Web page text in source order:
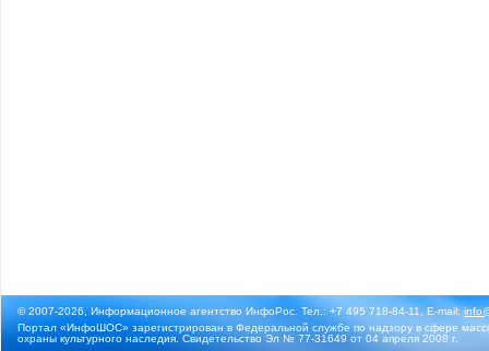
© 2007-2026, Информационное агентство ИнфоРос. Тел.: +7 495 718-84-11, E-mail:
Портал «ИнфоШОС» зарегистрирован в Федеральной службе по надзору в сфере
охраны культурного наследия. Свидетельство Эл № 77-31649 от 04 апреля 2008 г.